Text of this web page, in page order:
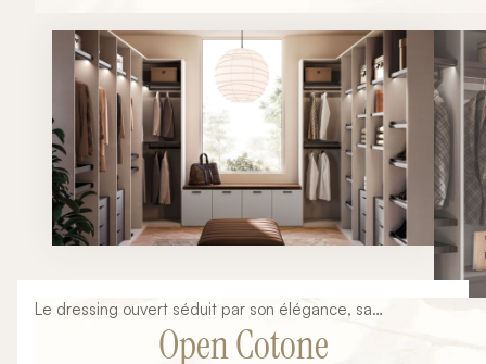
Le dressing ouvert séduit par son élégance, sa
fonctionnalité et sa capacité à transformer une chambre
en véritable suite parentale. Pensé comme un espace de
Open Cotone